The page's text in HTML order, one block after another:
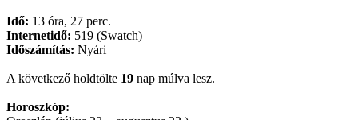
Idő: 13 óra, 27 perc.
Internetidő: 519 (Swatch)
Időszámítás: Nyári
A következő holdtölte 19 nap múlva lesz.
Horoszkóp: